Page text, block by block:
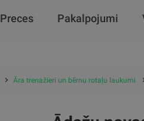
Preces Pakalpojumi
Āra trenažieri un bērnu rotaļu laukumi